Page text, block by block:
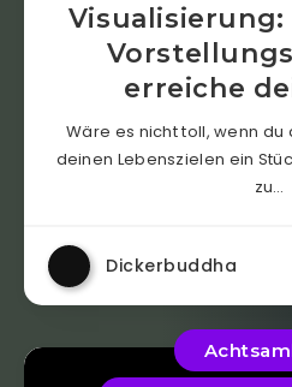
erreiche
Wäre es nicht toll, wenn
deinen Lebenszielen ein
zu…
Dickerbuddha